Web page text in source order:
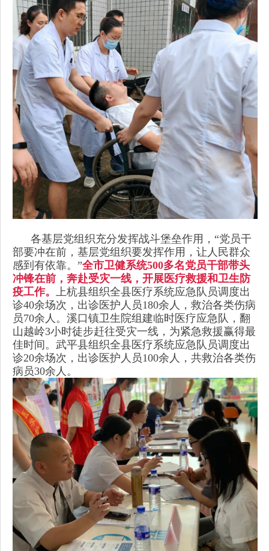
各基层党组织充分发挥战斗堡垒作用，“党员干
部要冲在前，基层党组织要发挥作用，让人民群众
感到有依靠。”全市卫健系统500多名党员干部带头
冲锋在前，奔赴受灾一线，开展医疗救援和卫生防
疫工作。 上杭县组织全县医疗系统应急队员调度出
诊40余场次，出诊医护人员180余人，救治各类伤病
员70余人。溪口镇卫生院组建临时医疗应急队，翻
山越岭3小时徒步赶往受灾一线，为紧急救援赢得最
佳时间。武平县组织全县医疗系统应急队员调度出
诊20余场次，出诊医护人员100余人，共救治各类伤
病员30余人。